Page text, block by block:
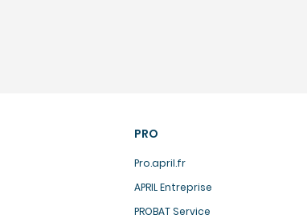
PRO
Pro.april.fr
APRIL Entreprise
PROBAT Service